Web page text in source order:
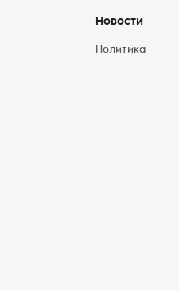
Новости
Политика